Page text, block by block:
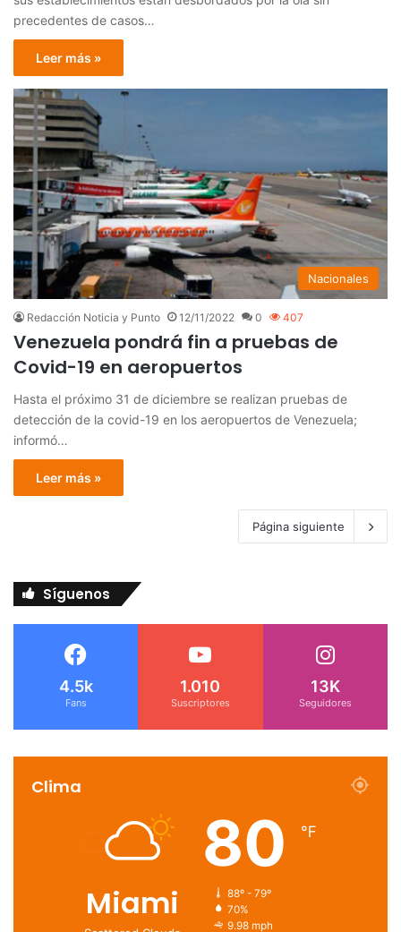
precedentes de casos…
Leer más »
Nacionales
Redacción Noticia y Punto 12/11/2022 0 407
Venezuela pondrá fin a pruebas de
Covid-19 en aeropuertos
Hasta el próximo 31 de diciembre se realizan pruebas de
detección de la covid-19 en los aeropuertos de Venezuela;
informó…
Leer más »
Página siguiente
Síguenos
4.5k
Fans
1.010
Suscriptores
13K
Seguidores
Clima
Miami
80 ℉
88º - 79º
70%
9.98 mph